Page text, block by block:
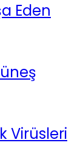
Eden
Virüsleri